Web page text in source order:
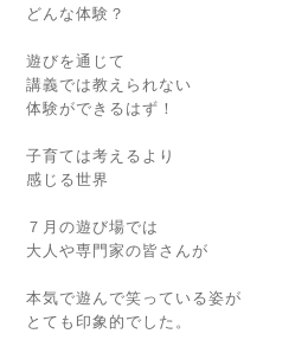
どんな体験？
遊びを通じて
講義では教えられない
体験ができるはず！
子育ては考えるより
感じる世界
７月の遊び場では
大人や専門家の皆さんが
本気で遊んで笑っている姿が
とても印象的でした。